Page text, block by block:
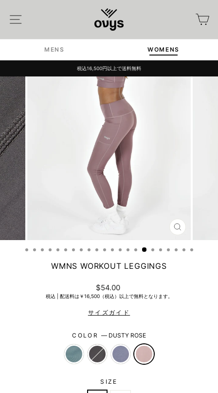
content
MENS WOMENS
Pause
slideshow
税込16,500円以上で送料無料
CLOSE
(ESC)
WMNS WORKOUT LEGGINGS
Regular
price
$54.00
税込 | 配送料は￥16,500（税込）以上で無料となります。
COLOR — DUSTY ROSE
SIZE